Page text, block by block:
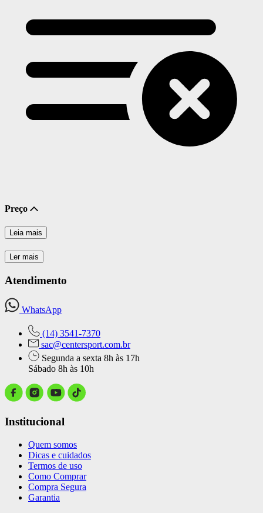
Preço
Leia mais
Ler mais
Atendimento
WhatsApp
(14) 3541-7370
sac@centersport.com.br
Segunda a sexta 8h às 17h
Sábado 8h às 10h
Institucional
Quem somos
Dicas e cuidados
Termos de uso
Como Comprar
Compra Segura
Garantia